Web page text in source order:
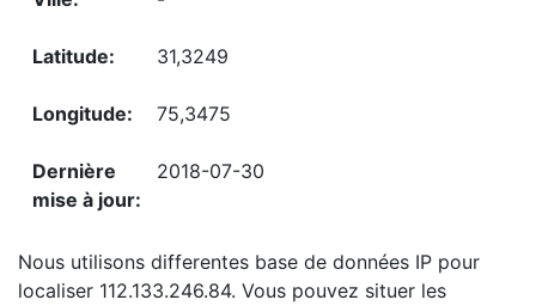
31,3249
75,3475
2018-07-30
Nous utilisons differentes base de données IP pour
localiser 112.133.246.84. Vous pouvez situer les